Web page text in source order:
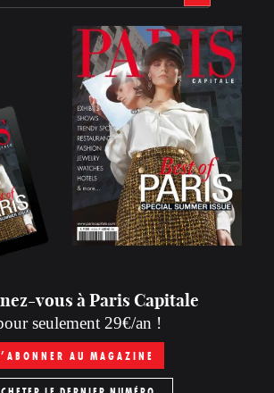
vous à Paris Capitale
seulement 29€/an !
AU MAGAZINE